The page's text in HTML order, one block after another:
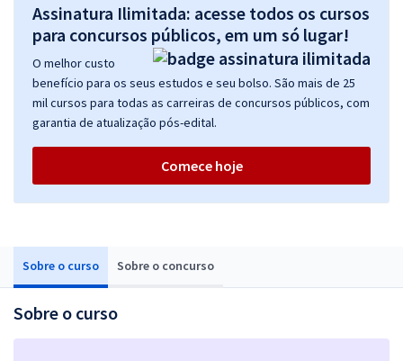
Sobre o curso Sobre o concurso
Sobre o curso
Assinatura Ilimitada: acesse todos os cursos
para concursos públicos, em um só lugar!
O melhor custo
benefício para os seus estudos e seu bolso. São mais de 25
mil cursos para todas as carreiras de concursos públicos, com
garantia de atualização pós-edital.
Comece hoje